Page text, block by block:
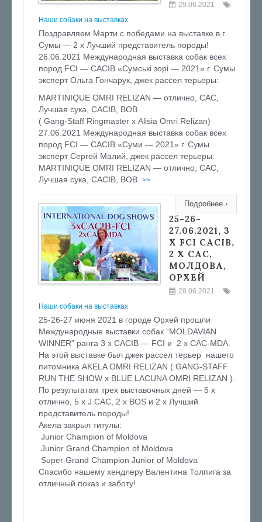
29.06.2021
Наши собаки на выставках
Поздравляем Марти с победами на выставке в г.
Сумы — 2 х Лучший представитель породы!
26.06.2021 Международная выставка собак всех
пород FCI — CACІВ «Сумські зорі — 2021» г. Сумы
эксперт Ольга Гончарук, джек рассел терьеры:
MARTINIQUE OMRI RELIZAN — отлично, CAC,
Лучшая сука, CACIB, BOB
( Gang-Staff Ringmaster х Alisia Omri Relizan)
27.06.2021 Международная выставка собак всех
пород FCI — CACIB «Суми — 2021» г. Сумы
эксперт Сергей Малий, джек рассел терьеры:
MARTINIQUE OMRI RELIZAN — отлично, CAC,
Лучшая сука, CACIB, BOB >>
Подробнее ›
25-26-
27.06.2021, 3
Х FCI CACIB,
2 X CAC,
МОЛДОВА,
ОРХЕЙ
28.06.2021
Наши собаки на выставках
25-26-27 июня 2021 в городе Орхей прошли
Международные выставки собак “MOLDAVIAN
WINNER” ранга 3 х CACIB — FCI и 2 x CAC-MDA.
На этой выставке был джек рассел терьер нашего
питомника AKELA OMRI RELIZAN ( GANG-STAFF
RUN THE SHOW х BLUE LACUNA OMRI RELIZAN ).
По результатам трех выставочных дней — 5 х
отлично, 5 х J.CAC, 2 x BOS и 2 х Лучший
представитель породы!
Акела закрыл титулы:
Junior Champion of Moldova
Junior Grand Champion of Moldova
Super Grand Champion Junior of Moldova
Спасибо нашему хендлеру Валентина Толпига за
отличный показ и заботу!